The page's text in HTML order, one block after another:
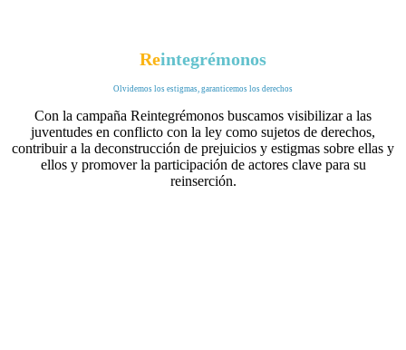
Reintegrémonos
Olvidemos los estigmas, garanticemos los derechos
Con la campaña Reintegrémonos buscamos visibilizar a las
juventudes en conflicto con la ley como sujetos de derechos,
contribuir a la deconstrucción de prejuicios y estigmas sobre ellas y
ellos y promover la participación de actores clave para su
reinserción.